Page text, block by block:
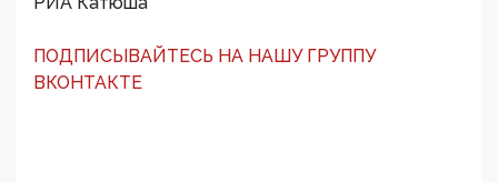
ПОДПИСЫВАЙТЕСЬ НА НАШУ ГРУППУ
ВКОНТАКТЕ